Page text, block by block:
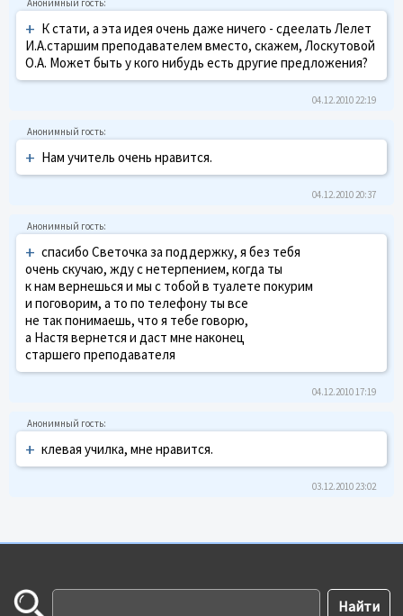
+ К стати, а эта идея очень даже ничего - сдеелать Лелет
И.А.старшим преподавателем вместо, скажем, Лоскутовой
О.А. Может быть у кого нибудь есть другие предложения?
04.12.2010 22:19
+ Нам учитель очень нравится.
04.12.2010 20:37
+ спасибо Светочка за поддержку, я без тебя
очень скучаю, жду с нетерпением, когда ты
к нам вернешься и мы с тобой в туалете покурим
и поговорим, а то по телефону ты все
не так понимаешь, что я тебе говорю,
а Настя вернется и даст мне наконец
старшего преподавателя
04.12.2010 17:19
+ клевая училка, мне нравится.
03.12.2010 23:02